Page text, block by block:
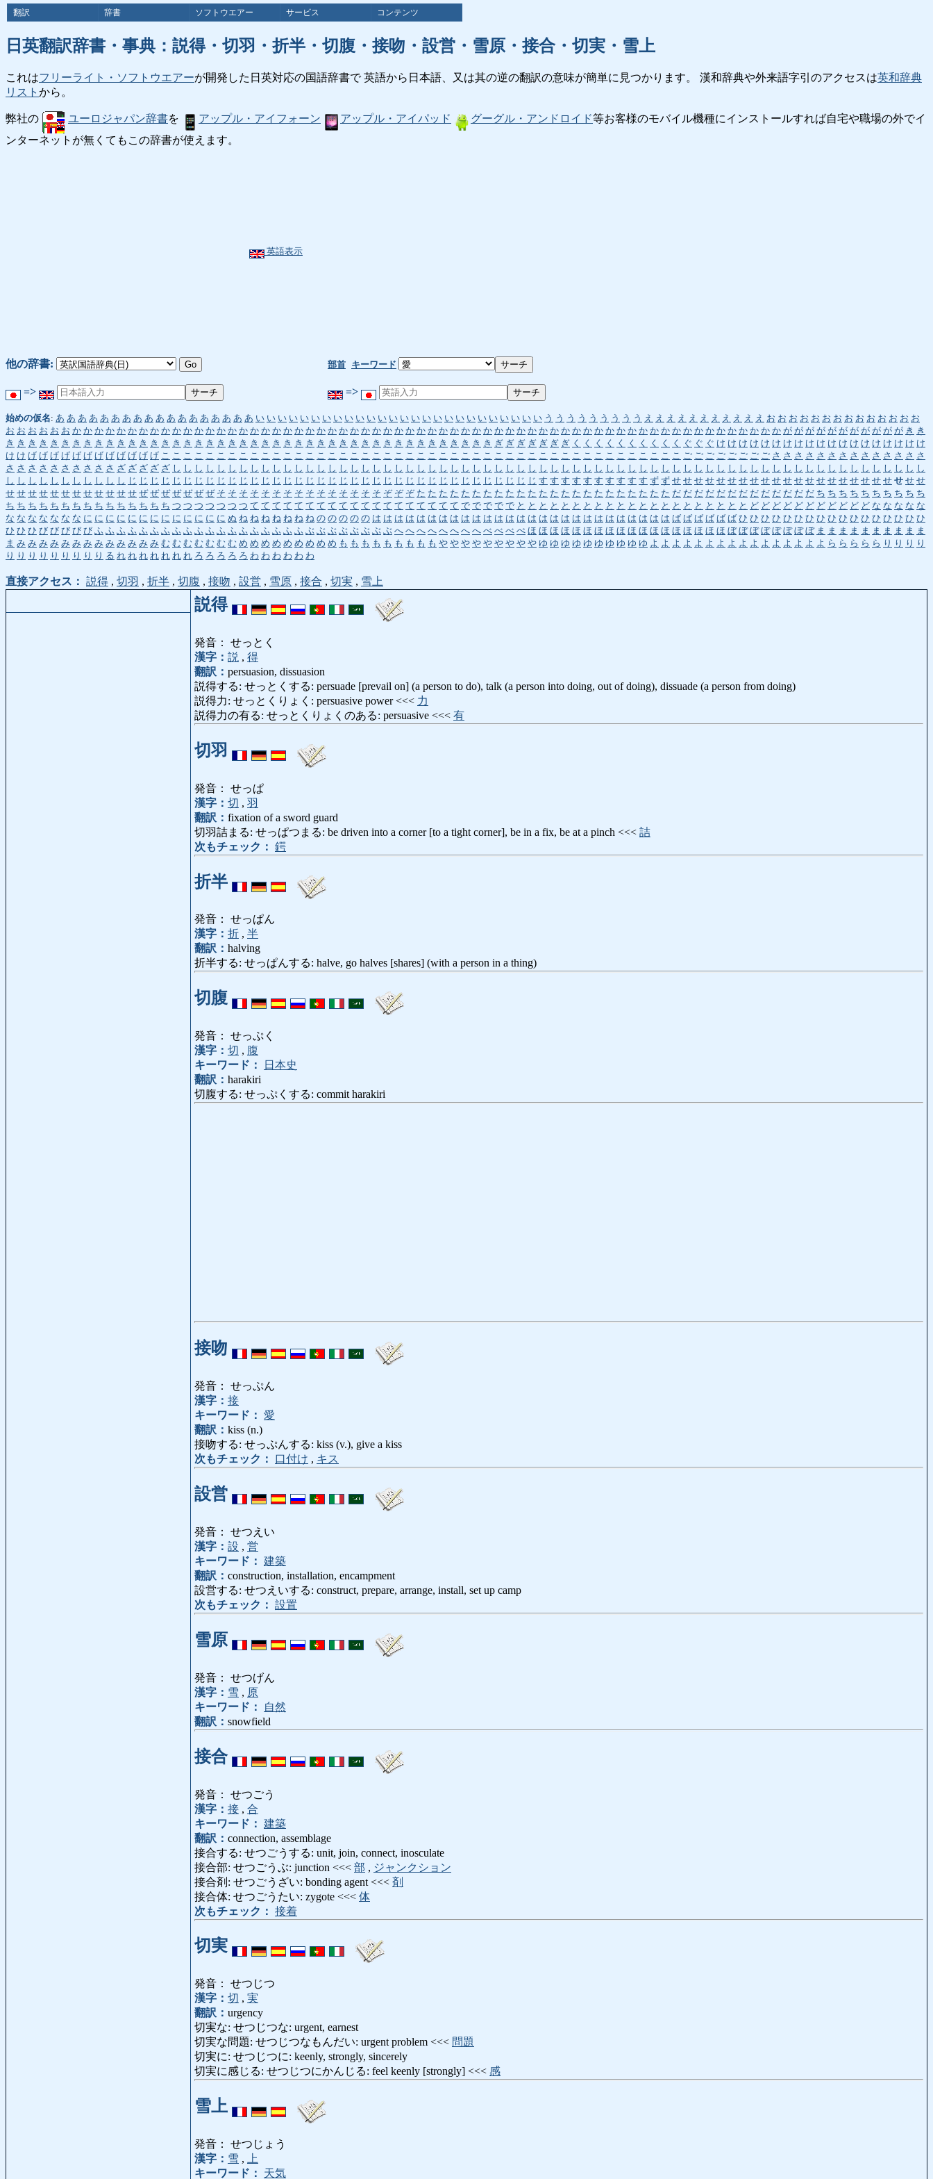
翻訳 辞書 ソフトウエアー サービス コンテンツ
日英翻訳辞書・事典：説得・切羽・折半・切腹・接吻・設営・雪原・接合・切実・雪上
これはフリーライト・ソフトウエアーが開発した日英対応の国語辞書で 英語から日本語、又は其の逆の翻訳の意味が簡単に見つかります。 漢和辞典や外来語字引のアクセスは英和辞典
リスト から。
弊社の ユーロジャパン辞書を アップル・アイフォーン アップル・アイパッド グーグル・アンドロイド等お客様のモバイル機種にインストールすれば自宅や職場の外でイ
ンターネットが無くてもこの辞書が使えます。
英語表示
他の辞書: 部首 キーワード
=> =>
始めの仮名: あ あ あ あ あ あ あ あ あ あ あ あ あ あ あ あ あ あ い い い い い い い い い い い い い い い い い い い い い い い い い い う う う う う う う う う え え え え え え え え え え え お お お お お お お お お お お お お お
お お お お お お か か か か か か か か か か か か か か か か か か か か か か か か か か か か か か か か か か か か か か か か か か か か か か か か か か か か か か か か か か か か か か か か が が が が が が が が が が が き き
き き き き き き き き き き き き き き き き き き き き き き き き き き き き き き き き き き き き き き き き き き き き ぎ ぎ ぎ ぎ ぎ ぎ ぎ く く く く く く く く く く ぐ ぐ ぐ け け け け け け け け け け け け け け け け け け け
け け げ げ げ げ げ げ げ げ げ げ げ げ こ こ こ こ こ こ こ こ こ こ こ こ こ こ こ こ こ こ こ こ こ こ こ こ こ こ こ こ こ こ こ こ こ こ こ こ こ こ こ こ こ こ こ こ こ こ こ ご ご ご ご ご ご ご ご さ さ さ さ さ さ さ さ さ さ さ さ さ さ
さ さ さ さ さ さ さ さ さ さ ざ ざ ざ ざ ざ し し し し し し し し し し し し し し し し し し し し し し し し し し し し し し し し し し し し し し し し し し し し し し し し し し し し し し し し し し し し し し し し し し し し
し し し し し し し し し し し じ じ じ じ じ じ じ じ じ じ じ じ じ じ じ じ じ じ じ じ じ じ じ じ じ じ じ じ じ じ じ じ じ じ じ じ じ す す す す す す す す す す ず ず せ せ せ せ せ せ せ せ せ せ せ せ せ せ せ せ せ せ せ せ せ せ せ
せ せ せ せ せ せ せ せ せ せ せ せ ぜ ぜ ぜ ぜ ぜ ぜ ぜ そ そ そ そ そ そ そ そ そ そ そ そ そ そ そ ぞ ぞ ぞ た た た た た た た た た た た た た た た た た た た た た た た だ だ だ だ だ だ だ だ だ だ だ だ だ ち ち ち ち ち ち ち ち ち ち
ち ち ち ち ち ち ち ち ち ち ち ち ち ち ち つ つ つ つ つ つ つ て て て て て て て て て て て て て て て て て て て で で で で で と と と と と と と と と と と と と と と と と と と と と ど ど ど ど ど ど ど ど ど ど ど な な な な な
な な な な な な な に に に に に に に に に に に に に ぬ ね ね ね ね ね ね ね の の の の の は は は は は は は は は は は は は は は は は は は は は は は は は は は ば ば ば ば ば ば ひ ひ ひ ひ ひ ひ ひ ひ ひ ひ ひ ひ ひ ひ ひ ひ ひ
ひ ひ ひ び び び び び ふ ふ ふ ふ ふ ふ ふ ふ ふ ふ ふ ふ ふ ふ ふ ふ ふ ふ ふ ぶ ぶ ぶ ぶ ぶ ぶ ぶ ぶ へ へ へ へ へ へ へ へ べ べ べ ぺ ほ ほ ほ ほ ほ ほ ほ ほ ほ ほ ほ ほ ほ ほ ほ ほ ほ ほ ぼ ぼ ぼ ぼ ぼ ぼ ぼ ぼ ま ま ま ま ま ま ま ま ま ま
ま み み み み み み み み み み み み み む む む む む む む め め め め め め め め め も も も も も も も も も や や や や や や や や や ゆ ゆ ゆ ゆ ゆ ゆ ゆ ゆ ゆ ゆ よ よ よ よ よ よ よ よ よ よ よ よ よ よ よ よ ら ら ら ら ら り り り り
り り り り り り り り り る れ れ れ れ れ れ れ ろ ろ ろ ろ ろ わ わ わ わ わ わ
直接アクセス： 説得 , 切羽 , 折半 , 切腹 , 接吻 , 設営 , 雪原 , 接合 , 切実 , 雪上
説得
発音： せっとく
漢字： 説 , 得
翻訳： persuasion, dissuasion
説得する: せっとくする: persuade [prevail on] (a person to do), talk (a person into doing, out of doing), dissuade (a person from doing)
説得力: せっとくりょく: persuasive power <<< 力
説得力の有る: せっとくりょくのある: persuasive <<< 有
切羽
発音： せっぱ
漢字： 切 , 羽
翻訳： fixation of a sword guard
切羽詰まる: せっぱつまる: be driven into a corner [to a tight corner], be in a fix, be at a pinch <<< 詰
次もチェック： 鍔
折半
発音： せっぱん
漢字： 折 , 半
翻訳： halving
折半する: せっぱんする: halve, go halves [shares] (with a person in a thing)
切腹
発音： せっぷく
漢字： 切 , 腹
キーワード：
日本史
翻訳： harakiri
切腹する: せっぷくする: commit harakiri
接吻
発音： せっぷん
漢字： 接
キーワード： 愛
翻訳： kiss (n.)
接吻する: せっぷんする: kiss (v.), give a kiss
次もチェック：
口付け , キス
設営
発音： せつえい
漢字： 設 , 営
キーワード： 建築
翻訳： construction, installation, encampment
設営する: せつえいする: construct, prepare, arrange, install, set up camp
次もチェック： 設置
雪原
発音： せつげん
漢字： 雪 , 原
キーワード：
自然
翻訳： snowfield
接合
発音： せつごう
漢字： 接 , 合
キーワード： 建築
翻訳： connection, assemblage
接合する: せつごうする: unit, join, connect, inosculate
接合部: せつごうぶ: junction <<< 部 , ジャンクション
接合剤: せつごうざい: bonding agent <<< 剤
接合体: せつごうたい: zygote <<< 体
次もチェック： 接着
切実
発音： せつじつ
漢字： 切 , 実
翻訳： urgency
切実な: せつじつな: urgent, earnest
切実な問題: せつじつなもんだい: urgent problem <<< 問題
切実に: せつじつに: keenly, strongly, sincerely
切実に感じる: せつじつにかんじる: feel keenly [strongly] <<< 感
雪上
発音： せつじょう
漢字： 雪 ,
上
キーワード：
天気